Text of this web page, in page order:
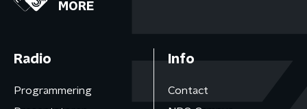
MORE
Radio
Programmering
Info
Contact